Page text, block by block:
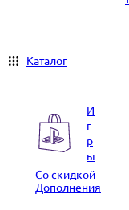
Каталог
И
г
р
ы
Со скидкой
Дополнения